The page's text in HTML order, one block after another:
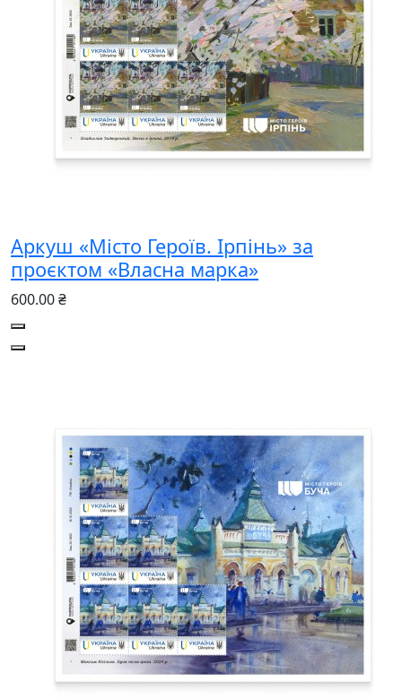
Аркуш «Місто Героїв. Ірпінь» за
проєктом «Власна марка»
600.00 ₴